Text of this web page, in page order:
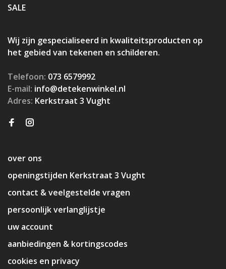
SALE
Wij zijn gespecialiseerd in kwaliteitsproducten op
het gebied van tekenen en schilderen.
Telefoon: 073 6579992
E-mail: info@detekenwinkel.nl
Adres: Kerkstraat 3 Vught
over ons
openingstijden Kerkstraat 3 Vught
contact & veelgestelde vragen
persoonlijk verlanglijstje
uw account
aanbiedingen & kortingscodes
cookies en privacy